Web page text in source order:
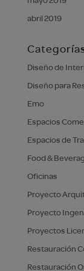
abril 2019
Diseño de
Diseño para
Emo
Espacios
Espacios de
Food &
Oficinas
Proyecto
Proyecto
Proyectos
Restauración
Restauración